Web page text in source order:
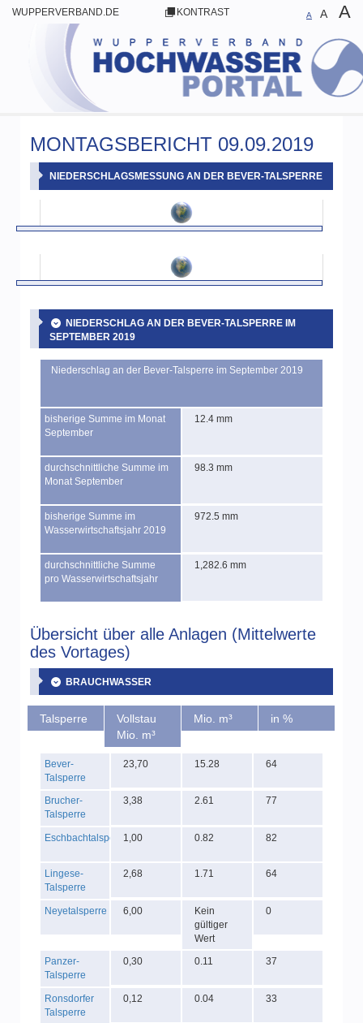
WUPPERVERBAND.DE KONTRAST A A A
MONTAGSBERICHT 09.09.2019
NIEDERSCHLAGSMESSUNG AN DER BEVER-TALSPERRE
NIEDERSCHLAG AN DER BEVER-TALSPERRE IM
SEPTEMBER 2019
Niederschlag an der Bever-Talsperre im September 2019
bisherige Summe im Monat
September
12.4 mm
durchschnittliche Summe im
Monat September
98.3 mm
bisherige Summe im
Wasserwirtschaftsjahr 2019
972.5 mm
durchschnittliche Summe
pro Wasserwirtschaftsjahr
1,282.6 mm
Übersicht über alle Anlagen (Mittelwerte
des Vortages)
BRAUCHWASSER
Talsperre
Vollstau
Mio. m³
Mio. m³ in %
Bever-
Talsperre
23,70 15.28 64
Brucher-
Talsperre
3,38 2.61 77
Eschbachtalsperre1,00 0.82 82
Lingese-
Talsperre
2,68 1.71 64
Neyetalsperre 6,00
Kein
gültiger
Wert
0
Panzer-
Talsperre
0,30 0.11 37
Ronsdorfer
Talsperre
0,12 0.04 33